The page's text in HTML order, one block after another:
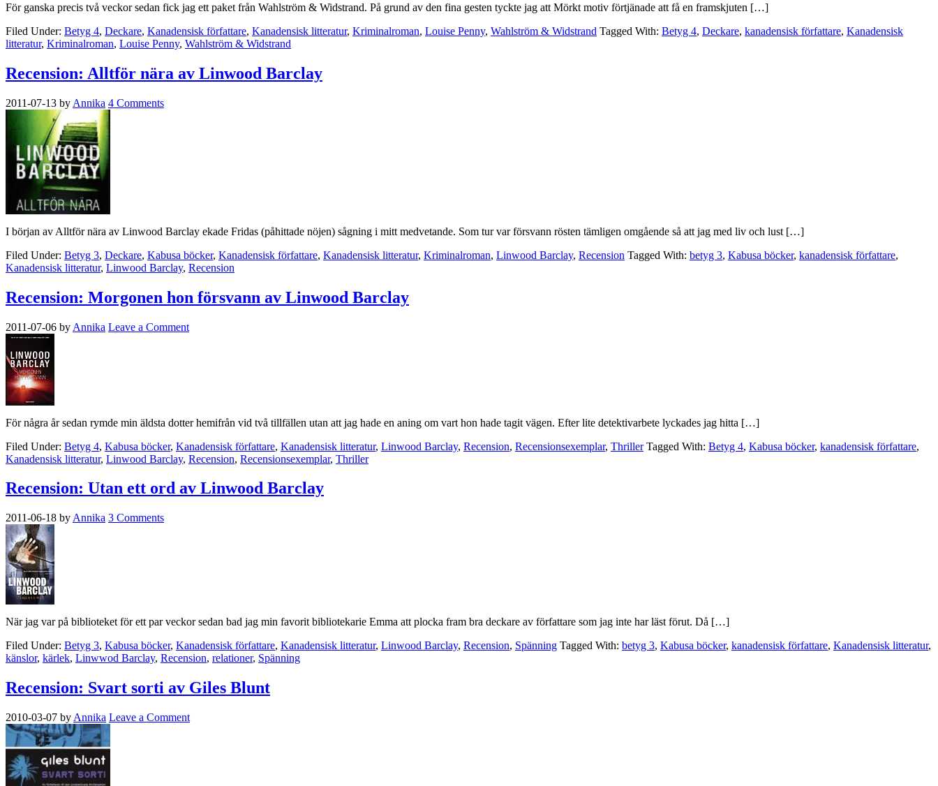
För ganska precis två veckor sedan fick jag ett paket från Wahlström & Widstrand. På grund av den fina gesten tyckte jag att Mörkt motiv förtjänade att få en framskjuten […]
Filed Under: Betyg 4, Deckare, Kanadensisk författare, Kanadensisk litteratur, Kriminalroman, Louise Penny, Wahlström & Widstrand Tagged With: Betyg 4, Deckare, kanadensisk författare, Kanadensisk
litteratur, Kriminalroman, Louise Penny, Wahlström & Widstrand
Recension: Alltför nära av Linwood Barclay
2011-07-13 by Annika 4 Comments
I början av Alltför nära av Linwood Barclay ekade Fridas (påhittade nöjen) sågning i mitt medvetande. Som tur var försvann rösten tämligen omgående så att jag med liv och lust […]
Filed Under: Betyg 3, Deckare, Kabusa böcker, Kanadensisk författare, Kanadensisk litteratur, Kriminalroman, Linwood Barclay, Recension Tagged With: betyg 3, Kabusa böcker, kanadensisk författare,
Kanadensisk litteratur, Linwood Barclay, Recension
Recension: Morgonen hon försvann av Linwood Barclay
2011-07-06 by Annika Leave a Comment
För några år sedan rymde min äldsta dotter hemifrån vid två tillfällen utan att jag hade en aning om vart hon hade tagit vägen. Efter lite detektivarbete lyckades jag hitta […]
Filed Under: Betyg 4, Kabusa böcker, Kanadensisk författare, Kanadensisk litteratur, Linwood Barclay, Recension, Recensionsexemplar, Thriller Tagged With: Betyg 4, Kabusa böcker, kanadensisk författare,
Kanadensisk litteratur, Linwood Barclay, Recension, Recensionsexemplar, Thriller
Recension: Utan ett ord av Linwood Barclay
2011-06-18 by Annika 3 Comments
När jag var på biblioteket för ett par veckor sedan bad jag min favorit bibliotekarie Emma att plocka fram bra deckare av författare som jag inte har läst förut. Då […]
Filed Under: Betyg 3, Kabusa böcker, Kanadensisk författare, Kanadensisk litteratur, Linwood Barclay, Recension, Spänning Tagged With: betyg 3, Kabusa böcker, kanadensisk författare, Kanadensisk litteratur,
känslor, kärlek, Linwwod Barclay, Recension, relationer, Spänning
Recension: Svart sorti av Giles Blunt
2010-03-07 by Annika Leave a Comment